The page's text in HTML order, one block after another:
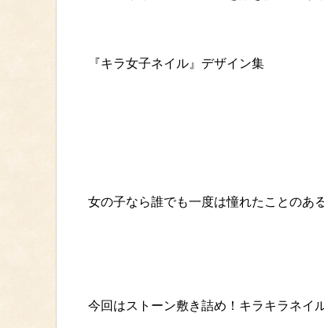
『キラ女子ネイル』デザイン集
女の子なら誰でも一度は憧れたことのあ
今回はストーン敷き詰め！キラキラネイ